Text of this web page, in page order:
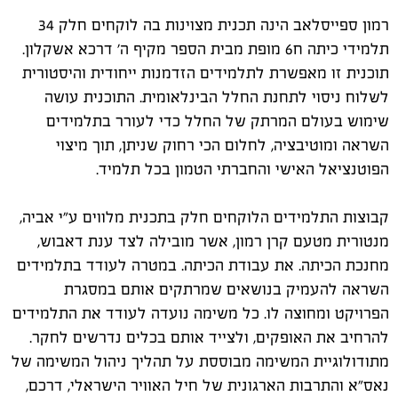
רמון ספייסלאב הינה תכנית מצוינות בה לוקחים חלק 34
תלמידי כיתה ח6 מופת מבית הספר מקיף ה' דרכא אשקלון.
תוכנית זו מאפשרת לתלמידים הזדמנות ייחודית והיסטורית
לשלוח ניסוי לתחנת החלל הבינלאומית. התוכנית עושה
שימוש בעולם המרתק של החלל כדי לעורר בתלמידים
השראה ומוטיבציה, לחלום הכי רחוק שניתן, תוך מיצוי
הפוטנציאל האישי והחברתי הטמון בכל תלמיד.
קבוצות התלמידים הלוקחים חלק בתכנית מלווים ע"י אביה,
מנטורית מטעם קרן רמון, אשר מובילה לצד ענת דאבוש,
מחנכת הכיתה. את עבודת הכיתה. במטרה לעודד בתלמידים
השראה להעמיק בנושאים שמרתקים אותם במסגרת
הפרויקט ומחוצה לו. כל משימה נועדה לעודד את התלמידים
להרחיב את האופקים, ולצייד אותם בכלים נדרשים לחקר.
מתודולוגיית המשימה מבוססת על תהליך ניהול המשימה של
נאס"א והתרבות הארגונית של חיל האוויר הישראלי, דרכם,